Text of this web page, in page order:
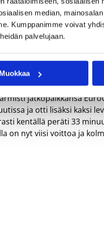
median,
Kumppanimme voivat
palvelujaan.
Muokkaa
jatkaa lohkon
Itselläni heitto upposi
jälkeen.
toisella puoliajalla ja
jatkopaikkansa
ja otti lisäksi kaksi
kentällä peräti 33
on nyt viisi voittoa ja